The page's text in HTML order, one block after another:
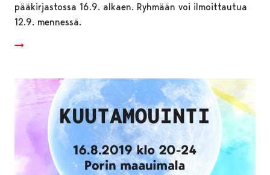
pääkirjastossa 16.9. alkaen. Ryhmään voi ilmoittautua
12.9. mennessä.